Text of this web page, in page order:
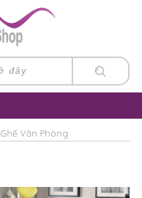
Ghế Văn Phòng